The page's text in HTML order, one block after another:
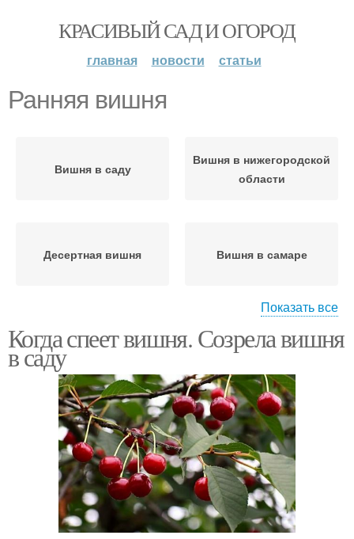
КРАСИВЫЙ САД И ОГОРОД
главная новости статьи
Ранняя вишня
Вишня в саду
Вишня в нижегородской
области
Десертная вишня Вишня в самаре
области
Ранние сорта
Вишня в краснодарском
крае
Показать все
Когда спеет вишня. Созрела вишня
в саду